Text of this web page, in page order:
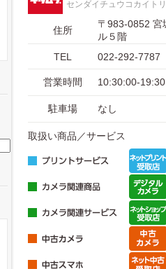
センダイチュウコカイト
住所
〒983-0852 宮
ル５階
TEL
022-292-7787
営業時間 10:30:00-
駐車場 なし
取扱い商品／サービス